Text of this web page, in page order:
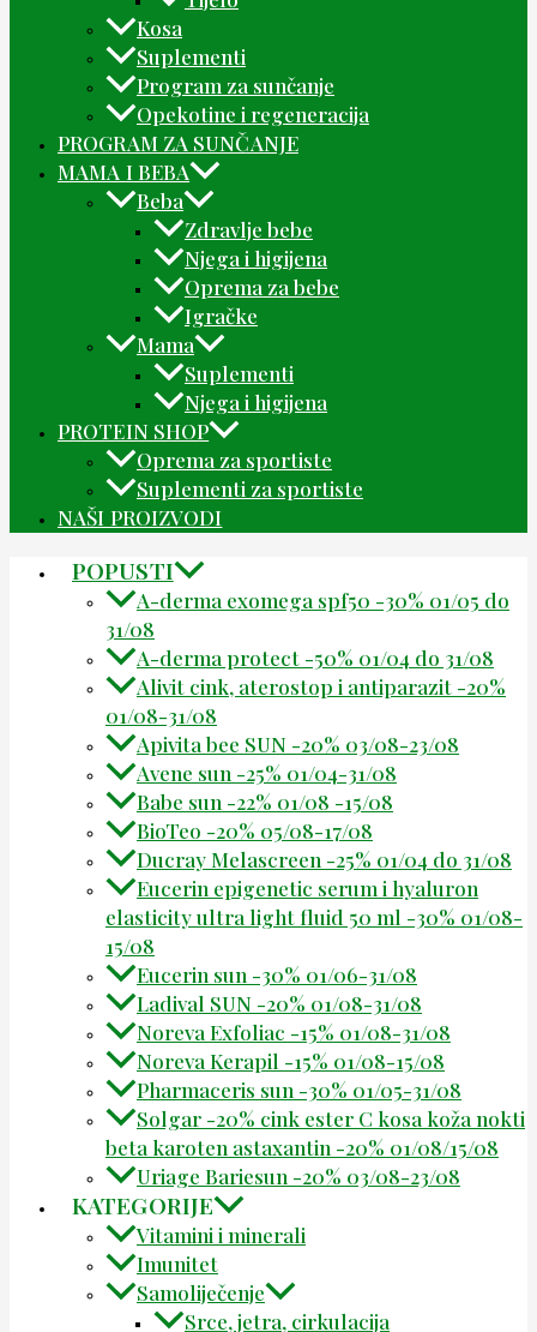
Kosa
Suplementi
Program za sunčanje
Opekotine i regeneracija
PROGRAM ZA SUNČANJE
MAMA I BEBA
Beba
Zdravlje bebe
Njega i higijena
Oprema za bebe
Igračke
Mama
Suplementi
Njega i higijena
PROTEIN SHOP
Oprema za sportiste
Suplementi za sportiste
NAŠI PROIZVODI
POPUSTI
A-derma exomega spf50 -30% 01/05 do
31/08
A-derma protect -50% 01/04 do 31/08
Alivit cink, aterostop i antiparazit -20%
01/08-31/08
Apivita bee SUN -20% 03/08-23/08
Avene sun -25% 01/04-31/08
Babe sun -22% 01/08 -15/08
BioTeo -20% 05/08-17/08
Ducray Melascreen -25% 01/04 do 31/08
Eucerin epigenetic serum i hyaluron
elasticity ultra light fluid 50 ml -30% 01/08-
15/08
Eucerin sun -30% 01/06-31/08
Ladival SUN -20% 01/08-31/08
Noreva Exfoliac -15% 01/08-31/08
Noreva Kerapil -15% 01/08-15/08
Pharmaceris sun -30% 01/05-31/08
Solgar -20% cink ester C kosa koža nokti
beta karoten astaxantin -20% 01/08/15/08
Uriage Bariesun -20% 03/08-23/08
KATEGORIJE
Vitamini i minerali
Imunitet
Samoliječenje
Srce, jetra, cirkulacija